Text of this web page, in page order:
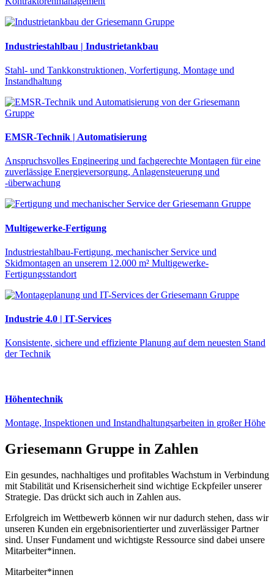
Industriestahlbau | Industrietankbau
Stahl- und Tankkonstruktionen, Vorfertigung, Montage und
Instandhaltung
EMSR-Technik | Automatisierung
Anspruchsvolles Engineering und fachgerechte Montagen für eine
zuverlässige Energieversorgung, Anlagensteuerung und
-überwachung
Multigewerke-Fertigung
Industriestahlbau-Fertigung, mechanischer Service und
Skidmontagen an unserem 12.000 m² Multigewerke-
Fertigungsstandort
Industrie 4.0 | IT-Services
Konsistente, sichere und effiziente Planung auf dem neuesten Stand
der Technik
Höhentechnik
Montage, Inspektionen und Instandhaltungsarbeiten in großer Höhe
Griesemann Gruppe in Zahlen
Ein gesundes, nachhaltiges und profitables Wachstum in Verbindung
mit Stabilität und Krisensicherheit sind wichtige Eckpfeiler unserer
Strategie. Das drückt sich auch in Zahlen aus.
Erfolgreich im Wettbewerb können wir nur dadurch stehen, dass wir
unseren Kunden ein ergebnisorientierter und zuverlässiger Partner
sind. Unser Fundament und wichtigste Ressource sind dabei unsere
Mitarbeiter*innen.
Mitarbeiter*innen